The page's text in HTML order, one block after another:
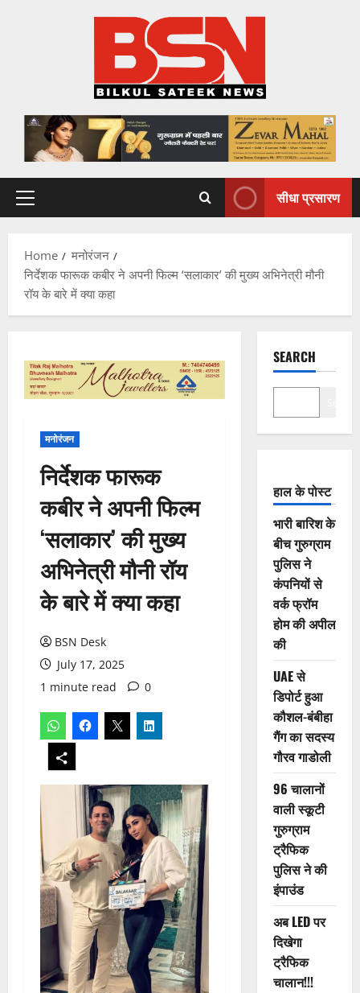
Primary
सीधा प्रसारण
Home
मनोरंजन
निर्देशक फारूक कबीर ने अपनी फिल्म ‘सलाकार’ की मुख्य अभिनेत्री मौनी
रॉय के बारे में क्या कहा
मनोरंजन
निर्देशक फारूक
कबीर ने अपनी फिल्म
‘सलाकार’ की मुख्य
अभिनेत्री मौनी रॉय
के बारे में क्या कहा
BSN Desk
July 17, 2025
1 minute read
0
SEARCH
हाल के पोस्ट
भारी बारिश के
बीच गुरुग्राम
पुलिस ने
कंपनियों से
वर्क फ्रॉम
होम की अपील
की
UAE से
डिपोर्ट हुआ
कौशल-बंबीहा
गैंग का सदस्य
गौरव गाडोली
96 चालानों
वाली स्कूटी
गुरुग्राम
ट्रैफिक
पुलिस ने की
इंपाउंड
अब LED पर
दिखेगा
ट्रैफिक
चालान!!!